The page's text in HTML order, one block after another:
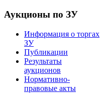
Аукционы по ЗУ
Информация о торгах
ЗУ
Публикации
Результаты
аукционов
Нормативно-
правовые акты